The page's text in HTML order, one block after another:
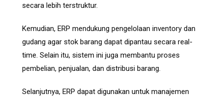
secara lebih terstruktur.
Kemudian, ERP mendukung pengelolaan inventory dan
gudang agar stok barang dapat dipantau secara real-
time. Selain itu, sistem ini juga membantu proses
pembelian, penjualan, dan distribusi barang.
Selanjutnya, ERP dapat digunakan untuk manajemen